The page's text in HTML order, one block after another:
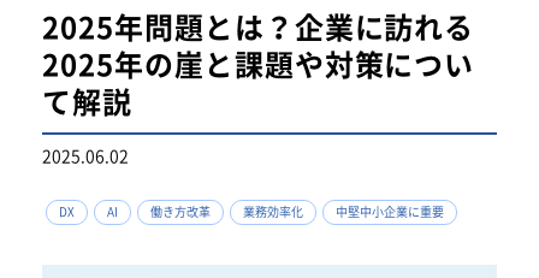
2025年問題とは？企業に訪れる
2025年の崖と課題や対策につい
て解説
2025.06.02
DX AI 働き方改革 業務効率化 中堅中小企業に重要